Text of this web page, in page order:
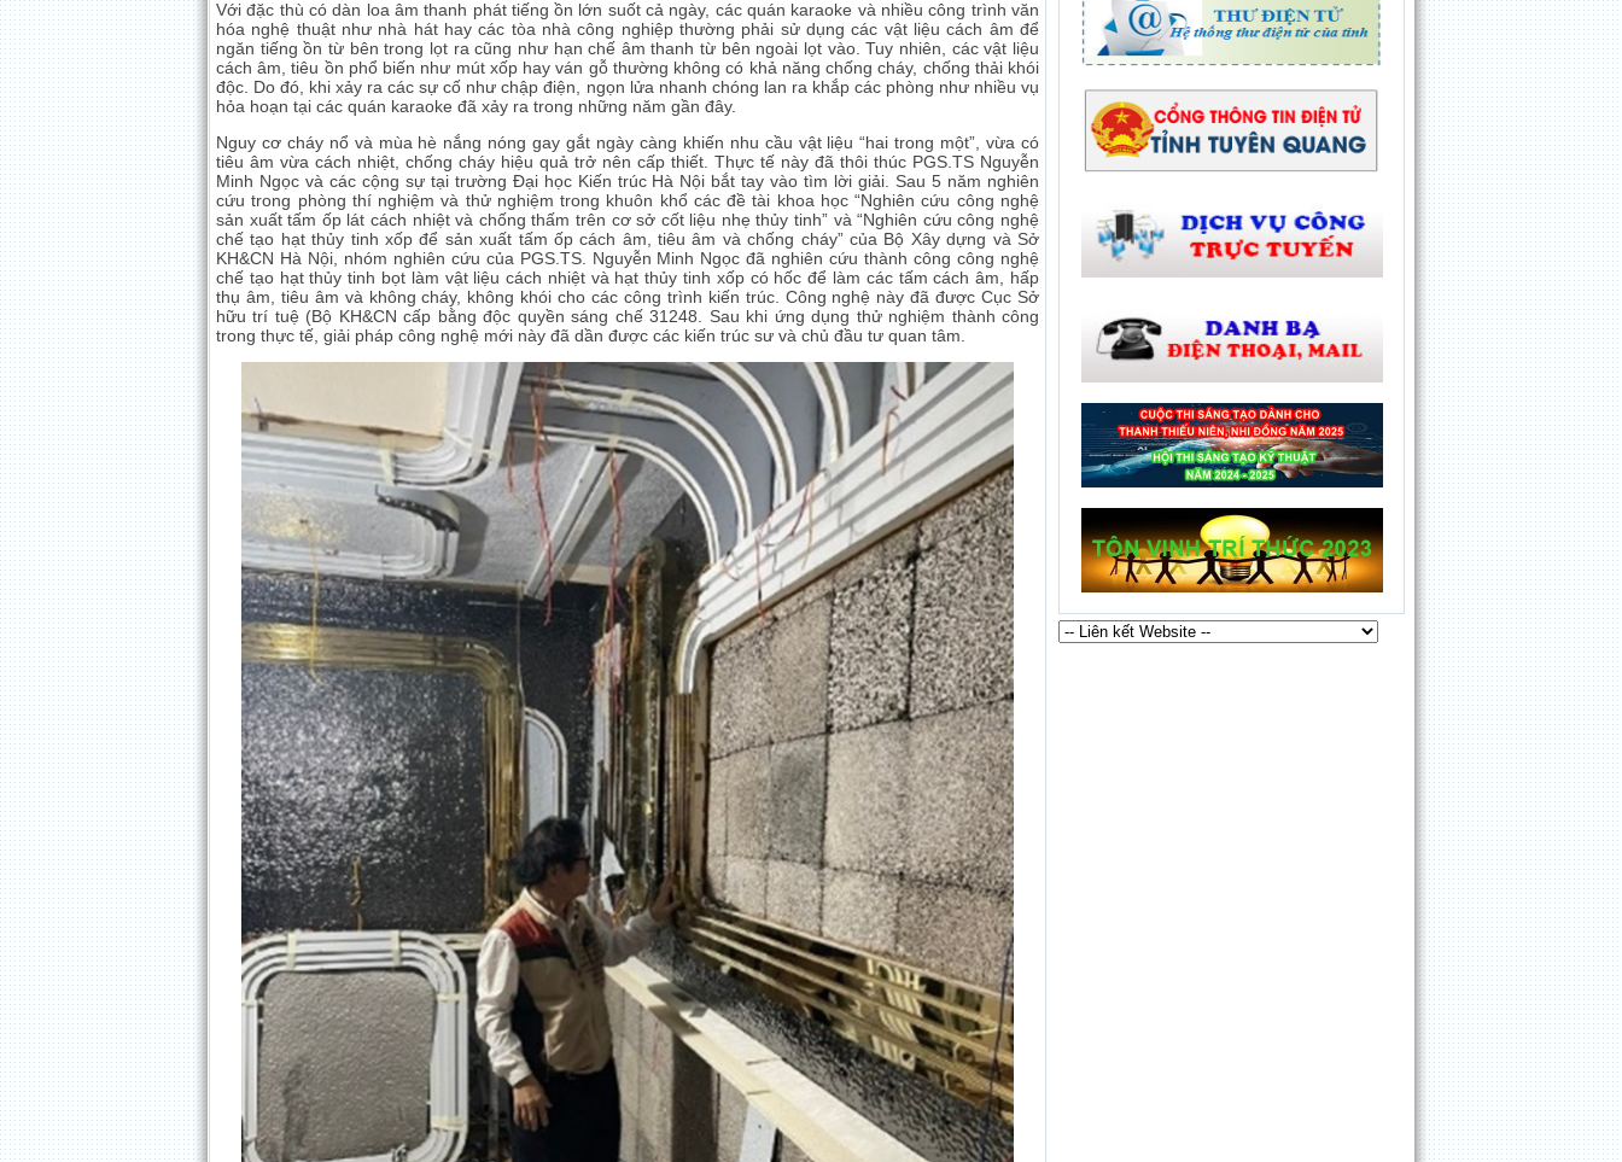
Với đặc thù có dàn loa âm thanh phát tiếng ồn lớn suốt cả ngày, các quán karaoke và nhiều công trình văn
hóa nghệ thuật như nhà hát hay các tòa nhà công nghiệp thường phải sử dụng các vật liệu cách âm để
ngăn tiếng ồn từ bên trong lọt ra cũng như hạn chế âm thanh từ bên ngoài lọt vào. Tuy nhiên, các vật liệu
cách âm, tiêu ồn phổ biến như mút xốp hay ván gỗ thường không có khả năng chống cháy, chống thải khói
độc. Do đó, khi xảy ra các sự cố như chập điện, ngọn lửa nhanh chóng lan ra khắp các phòng như nhiều vụ
hỏa hoạn tại các quán karaoke đã xảy ra trong những năm gần đây.
Nguy cơ cháy nổ và mùa hè nắng nóng gay gắt ngày càng khiến nhu cầu vật liệu “hai trong một”, vừa có
tiêu âm vừa cách nhiệt, chống cháy hiệu quả trở nên cấp thiết. Thực tế này đã thôi thúc PGS.TS Nguyễn
Minh Ngọc và các cộng sự tại trường Đại học Kiến trúc Hà Nội bắt tay vào tìm lời giải. Sau 5 năm nghiên
cứu trong phòng thí nghiệm và thử nghiệm trong khuôn khổ các đề tài khoa học “Nghiên cứu công nghệ
sản xuất tấm ốp lát cách nhiệt và chống thấm trên cơ sở cốt liệu nhẹ thủy tinh” và “Nghiên cứu công nghệ
chế tạo hạt thủy tinh xốp để sản xuất tấm ốp cách âm, tiêu âm và chống cháy” của Bộ Xây dựng và Sở
KH&CN Hà Nội, nhóm nghiên cứu của PGS.TS. Nguyễn Minh Ngọc đã nghiên cứu thành công công nghệ
chế tạo hạt thủy tinh bọt làm vật liệu cách nhiệt và hạt thủy tinh xốp có hốc để làm các tấm cách âm, hấp
thụ âm, tiêu âm và không cháy, không khói cho các công trình kiến trúc. Công nghệ này đã được Cục Sở
hữu trí tuệ (Bộ KH&CN cấp bằng độc quyền sáng chế 31248. Sau khi ứng dụng thử nghiệm thành công
trong thực tế, giải pháp công nghệ mới này đã dần được các kiến trúc sư và chủ đầu tư quan tâm.